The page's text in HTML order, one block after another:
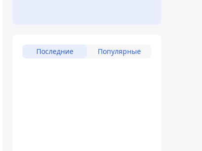
Последние Популярные